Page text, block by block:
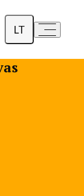
LT
English